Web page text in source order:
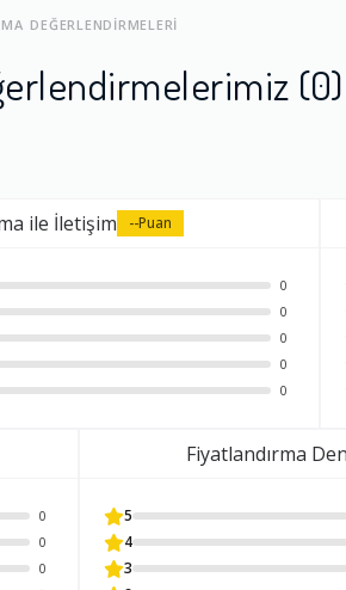
DEĞERLENDİRMELERİ
(0)
ile İletişim --Puan
0
0
0
0
0
0
0
0
Fiyatlandırma
5
4
3
-
/
-